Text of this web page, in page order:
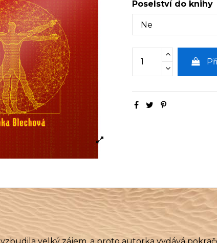
Poselství do knihy